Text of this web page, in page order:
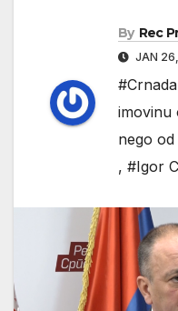
By Rec
JAN
imovinu
nego od
, #Igor